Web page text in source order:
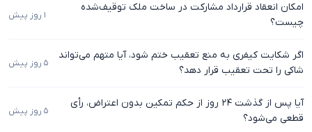
امکان انعقاد قرارداد مشارکت در ساخت ملک توقیف‌شده
چیست؟
۱ روز پیش
اگر شکایت کیفری به منع تعقیب ختم شود، آیا متهم می‌تواند
شاکی را تحت تعقیب قرار دهد؟
۵ روز پیش
آیا پس از گذشت ۲۴ روز از حکم تمکین بدون اعتراض، رأی
قطعی می‌شود؟
۵ روز پیش